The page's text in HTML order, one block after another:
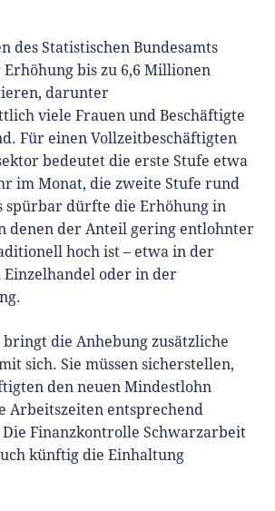
des Statistischen Bundesamts
bis zu 6,6 Millionen
darunter
viele Frauen und Beschäftigte
Für einen Vollzeitbeschäftigten
bedeutet die erste Stufe etwa
im Monat, die zweite Stufe rund
spürbar dürfte die Erhöhung in
denen der Anteil gering entlohnter
hoch ist – etwa in der
Einzelhandel oder in der
die Anhebung zusätzliche
sich. Sie müssen sicherstellen,
den neuen Mindestlohn
Arbeitszeiten entsprechend
Finanzkontrolle Schwarzarbeit
künftig die Einhaltung